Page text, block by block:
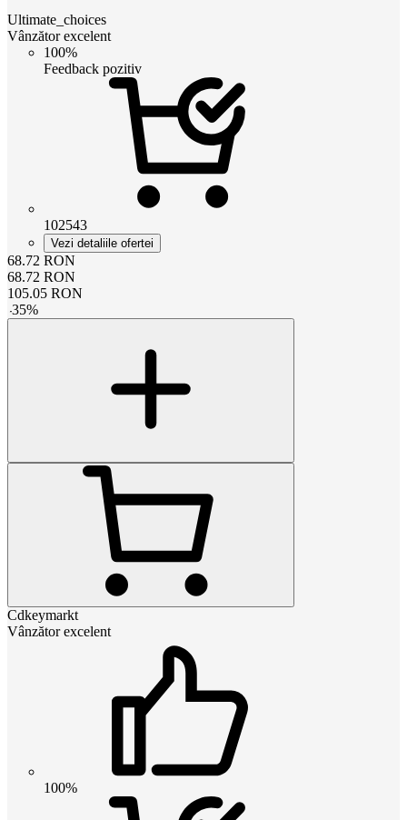
Ultimate_choices
Vânzător excelent
100%
Feedback pozitiv
102543
Vezi detaliile ofertei
68.72 RON
68.72 RON
105.05 RON
-35%
Cdkeymarkt
Vânzător excelent
100%